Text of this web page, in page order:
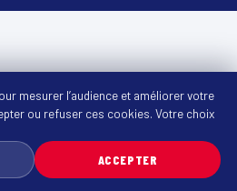
mesurer l’audience et améliorer votre
ou refuser ces cookies. Votre choix
ACCEPTER